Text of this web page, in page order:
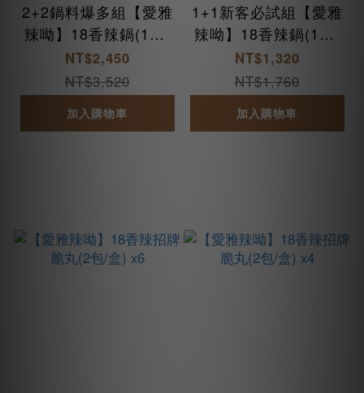
2+2鍋料爆多組【愛雅
辣呦】18香辣鍋(1包/
盒) x2+18香辣招牌脆
丸(2包/盒) x2
NT$2,450
NT$3,520
加入購物車
1+1新客必試組【愛雅
辣呦】18香辣鍋(1包/
盒) x1+18香辣招牌脆
丸(2包/盒) x1
NT$1,320
NT$1,760
加入購物車